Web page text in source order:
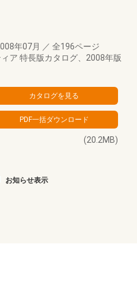
年07月 ／ 全196ページ
ア 特長版カタログ、2008年版
(20.2MB)
お知らせ表示